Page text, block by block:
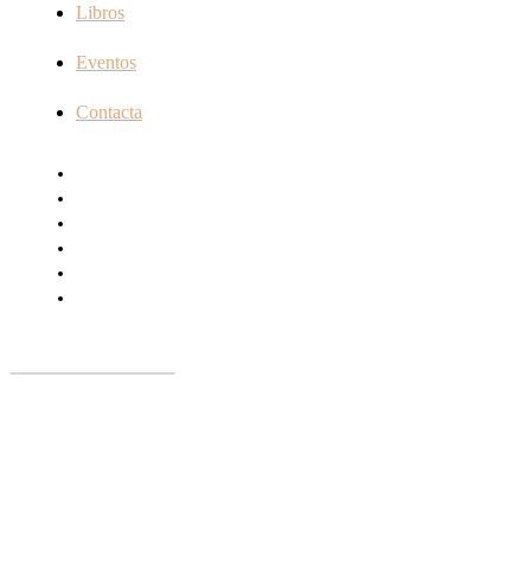
Libros
Eventos
Contacta